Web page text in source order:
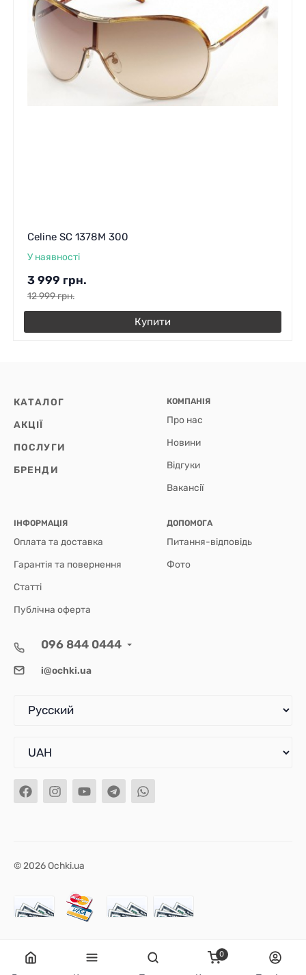
Celine SC 1378M 300
У наявності
3 999 грн.
12 999грн.
Купити
КАТАЛОГ
АКЦІЇ
ПОСЛУГИ
БРЕНДИ
КОМПАНІЯ
Про нас
Новини
Відгуки
Вакансії
ІНФОРМАЦІЯ
Оплата та доставка
Гарантія та повернення
Статті
Публічна оферта
ДОПОМОГА
Питання-відповідь
Фото
096 844 0444
i@ochki.ua
© 2026 Ochki.ua
0